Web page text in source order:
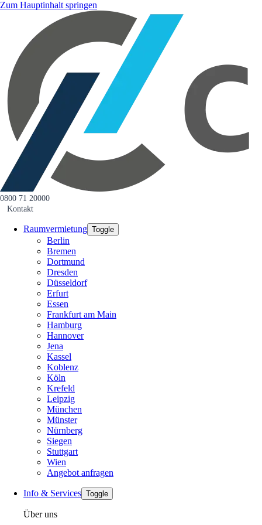
Zum Hauptinhalt springen
0800 71 20000
Kontakt
Raumvermietung Toggle
Berlin
Bremen
Dortmund
Dresden
Düsseldorf
Erfurt
Essen
Frankfurt am Main
Hamburg
Hannover
Jena
Kassel
Koblenz
Köln
Krefeld
Leipzig
München
Münster
Nürnberg
Siegen
Stuttgart
Wien
Angebot anfragen
Info & Services Toggle
Über uns